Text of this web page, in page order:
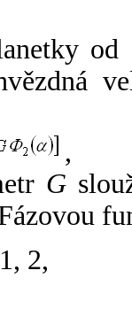
od
,
G
2,